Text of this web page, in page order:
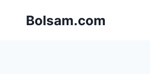
Bolsam.com